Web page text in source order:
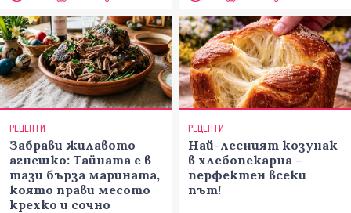
РЕЦЕПТИ
Забрави жилавото
агнешко: Тайната е в
тази бърза марината,
която прави месото
крехко и сочно
РЕЦЕПТИ
Най-лесният козунак
в хлебопекарна –
перфектен всеки
път!